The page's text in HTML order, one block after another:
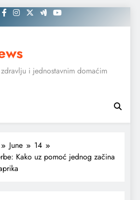
i jednostavnim domaćim
June
14
Kako uz pomoć jednog začina